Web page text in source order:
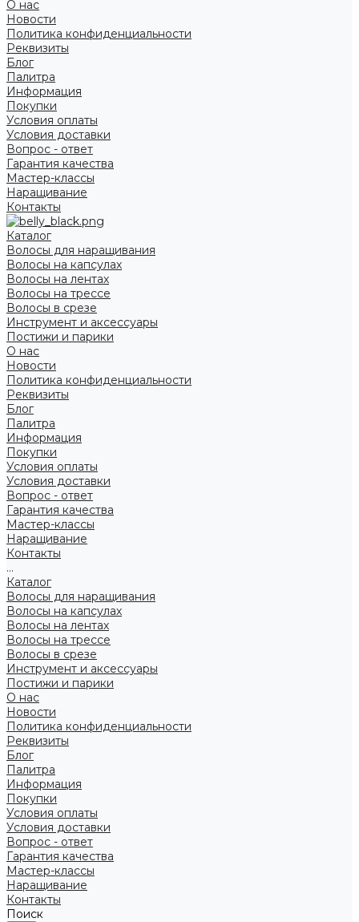
О нас
Новости
Политика конфиденциальности
Реквизиты
Блог
Палитра
Информация
Покупки
Условия оплаты
Условия доставки
Вопрос - ответ
Гарантия качества
Мастер-классы
Наращивание
Контакты
Каталог
Волосы для наращивания
Волосы на капсулах
Волосы на лентах
Волосы на трессе
Волосы в срезе
Инструмент и аксессуары
Постижи и парики
О нас
Новости
Политика конфиденциальности
Реквизиты
Блог
Палитра
Информация
Покупки
Условия оплаты
Условия доставки
Вопрос - ответ
Гарантия качества
Мастер-классы
Наращивание
Контакты
...
Каталог
Волосы для наращивания
Волосы на капсулах
Волосы на лентах
Волосы на трессе
Волосы в срезе
Инструмент и аксессуары
Постижи и парики
О нас
Новости
Политика конфиденциальности
Реквизиты
Блог
Палитра
Информация
Покупки
Условия оплаты
Условия доставки
Вопрос - ответ
Гарантия качества
Мастер-классы
Наращивание
Контакты
Поиск